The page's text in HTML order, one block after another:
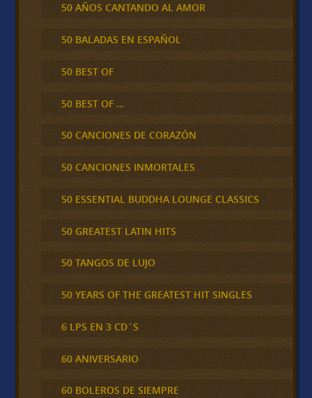
50 AÑOS CANTANDO AL AMOR
50 BALADAS EN ESPAÑOL
50 BEST OF
50 BEST OF …
50 CANCIONES DE CORAZÓN
50 CANCIONES INMORTALES
50 ESSENTIAL BUDDHA LOUNGE CLASSICS
50 GREATEST LATIN HITS
50 TANGOS DE LUJO
50 YEARS OF THE GREATEST HIT SINGLES
6 LPS EN 3 CD´S
60 ANIVERSARIO
60 BOLEROS DE SIEMPRE